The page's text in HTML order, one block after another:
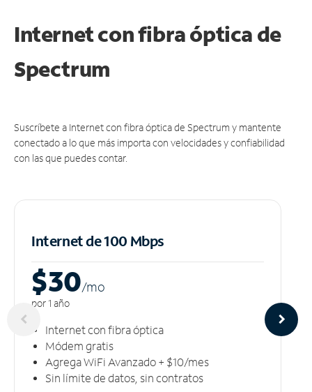
Internet con fibra óptica de
Spectrum
Suscríbete a Internet con fibra óptica de Spectrum y mantente
conectado a lo que más importa con velocidades y confiabilidad
con las que puedes contar.
Internet de 100 Mbps
$30/mo
por 1 año
Internet con fibra óptica
Módem gratis
Agrega WiFi Avanzado + $10/mes
Sin límite de datos, sin contratos